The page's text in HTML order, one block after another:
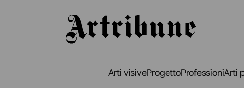
Arti visiveProgettoProfessioniArti